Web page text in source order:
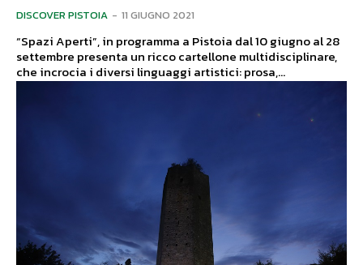
DISCOVER PISTOIA - 11 GIUGNO 2021
“Spazi Aperti”, in programma a Pistoia dal 10 giugno al 28
settembre presenta un ricco cartellone multidisciplinare,
che incrocia i diversi linguaggi artistici: prosa,...